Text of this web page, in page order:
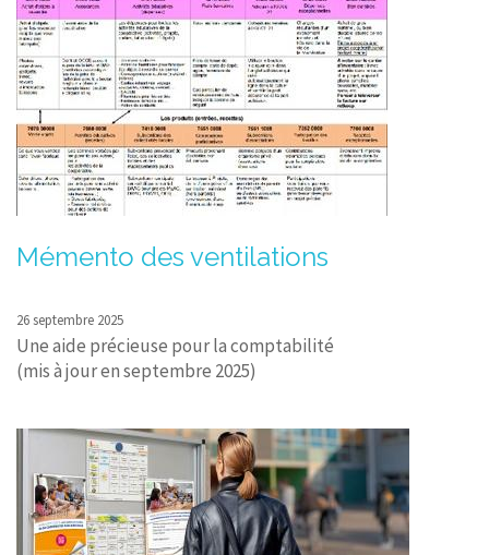
Mémento des ventilations
26 septembre 2025
Une aide précieuse pour la comptabilité
(mis à jour en septembre 2025)